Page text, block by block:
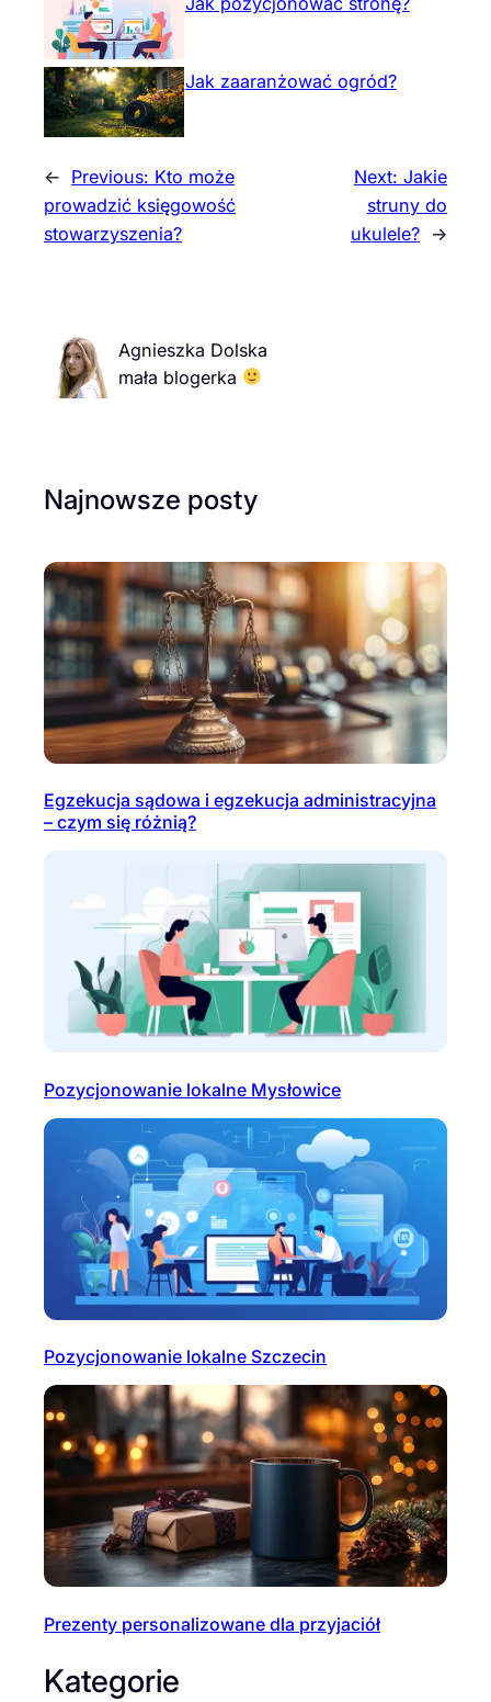
Jak zaaranżować ogród?
← Previous: Kto może
prowadzić księgowość
stowarzyszenia?
Next: Jakie
struny do
ukulele? →
Agnieszka Dolska
mała blogerka
Najnowsze posty
Egzekucja sądowa i egzekucja administracyjna
– czym się różnią?
Pozycjonowanie lokalne Mysłowice
Pozycjonowanie lokalne Szczecin
Prezenty personalizowane dla przyjaciół
Kategorie